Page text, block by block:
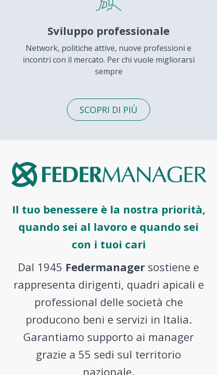
Sviluppo professionale
Network, politiche attive, nuove professioni e
incontri con il mercato. Per chi vuole migliorarsi
sempre
SCOPRI DI PIÙ
Il tuo benessere è la nostra priorità,
quando sei al lavoro e quando sei
con i tuoi cari
Dal 1945 Federmanager sostiene e
rappresenta dirigenti, quadri apicali e
professional delle società che
producono beni e servizi in Italia.
Garantiamo supporto ai manager
grazie a 55 sedi sul territorio
nazionale.